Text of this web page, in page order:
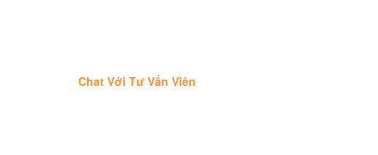
Chat Với Tư Vấn Viên